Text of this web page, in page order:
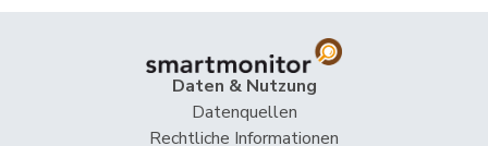
Daten & Nutzung
Datenquellen
Rechtliche Informationen